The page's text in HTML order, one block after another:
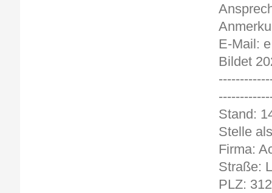
E-Mail:
Bildet
Stelle
Firma:
Straße:
PLZ: